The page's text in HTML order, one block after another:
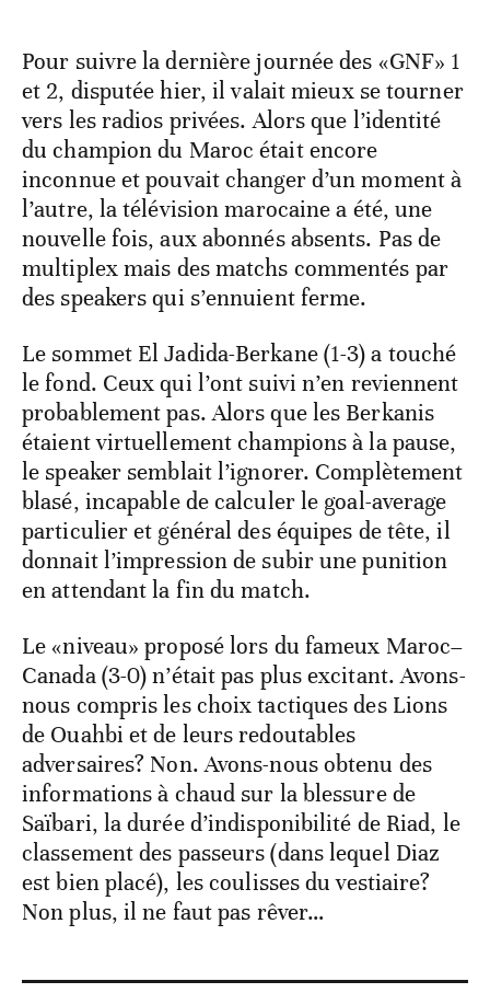
Pour suivre la dernière journée des «GNF» 1
et 2, disputée hier, il valait mieux se tourner
vers les radios privées. Alors que l’identité
du champion du Maroc était encore
inconnue et pouvait changer d’un moment à
l’autre, la télévision marocaine a été, une
nouvelle fois, aux abonnés absents. Pas de
multiplex mais des matchs commentés par
des speakers qui s’ennuient ferme.
Le sommet El Jadida-Berkane (1-3) a touché
le fond. Ceux qui l’ont suivi n’en reviennent
probablement pas. Alors que les Berkanis
étaient virtuellement champions à la pause,
le speaker semblait l’ignorer. Complètement
blasé, incapable de calculer le goal-average
particulier et général des équipes de tête, il
donnait l’impression de subir une punition
en attendant la fin du match.
Le «niveau» proposé lors du fameux Maroc–
Canada (3-0) n’était pas plus excitant. Avons-
nous compris les choix tactiques des Lions
de Ouahbi et de leurs redoutables
adversaires? Non. Avons-nous obtenu des
informations à chaud sur la blessure de
Saïbari, la durée d’indisponibilité de Riad, le
classement des passeurs (dans lequel Diaz
est bien placé), les coulisses du vestiaire?
Non plus, il ne faut pas rêver…